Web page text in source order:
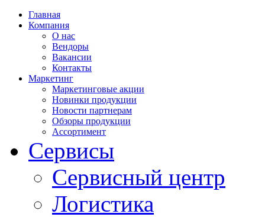
Главная
Компания
О нас
Вендоры
Вакансии
Контакты
Маркетинг
Маркетинговые акции
Новинки продукции
Новости партнерам
Обзоры продукции
Ассортимент
Сервисы
Сервисный центр
Логистика